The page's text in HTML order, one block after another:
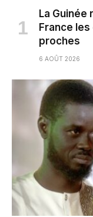
La
France
proches
6 AOÛT 2026